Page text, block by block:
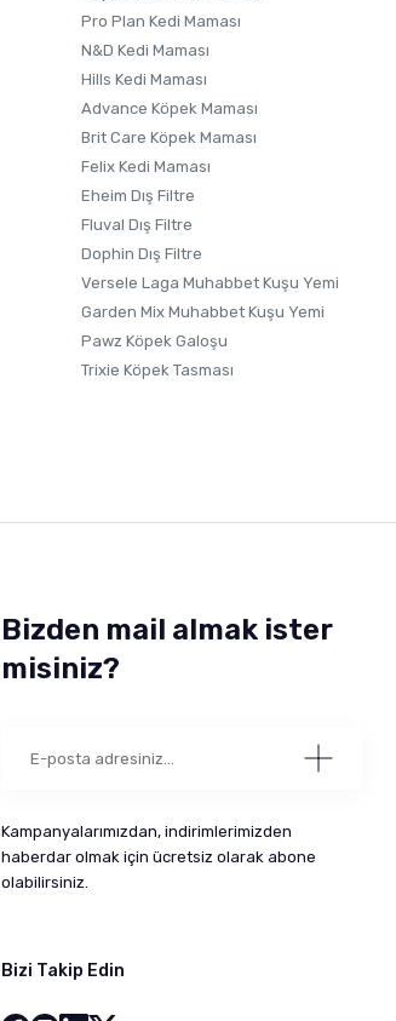
Pro Plan Kedi Maması
N&D Kedi Maması
Hills Kedi Maması
Advance Köpek Maması
Brit Care Köpek Maması
Felix Kedi Maması
Eheim Dış Filtre
Fluval Dış Filtre
Dophin Dış Filtre
Versele Laga Muhabbet Kuşu Yemi
Garden Mix Muhabbet Kuşu Yemi
Pawz Köpek Galoşu
Trixie Köpek Tasması
Bizden mail almak ister
misiniz?
Kampanyalarımızdan, indirimlerimizden
haberdar olmak için ücretsiz olarak abone
olabilirsiniz.
Bizi Takip Edin